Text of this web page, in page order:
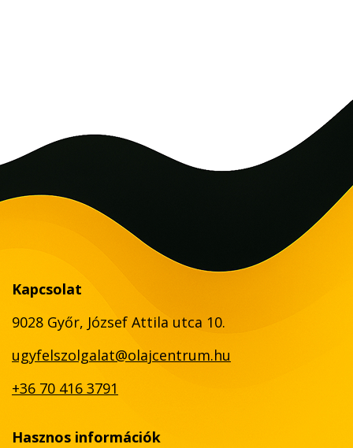
Kapcsolat
9028 Győr, József Attila utca 10.
ugyfelszolgalat@olajcentrum.hu
+36 70 416 3791
Hasznos információk